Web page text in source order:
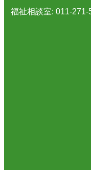
福祉相談室: 011-271-